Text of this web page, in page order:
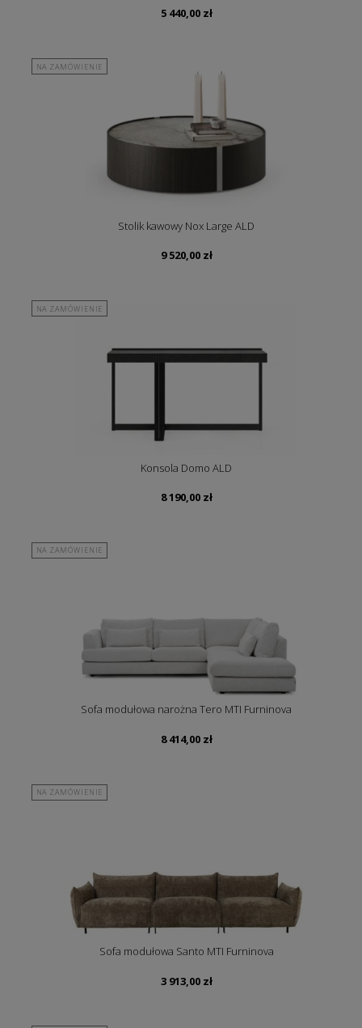
5 440,00 zł
NA ZAMÓWIENIE
Stolik kawowy Nox Large ALD
9 520,00 zł
NA ZAMÓWIENIE
Konsola Domo ALD
8 190,00 zł
NA ZAMÓWIENIE
Sofa modułowa narożna Tero MTI Furninova
8 414,00 zł
NA ZAMÓWIENIE
Sofa modułowa Santo MTI Furninova
3 913,00 zł